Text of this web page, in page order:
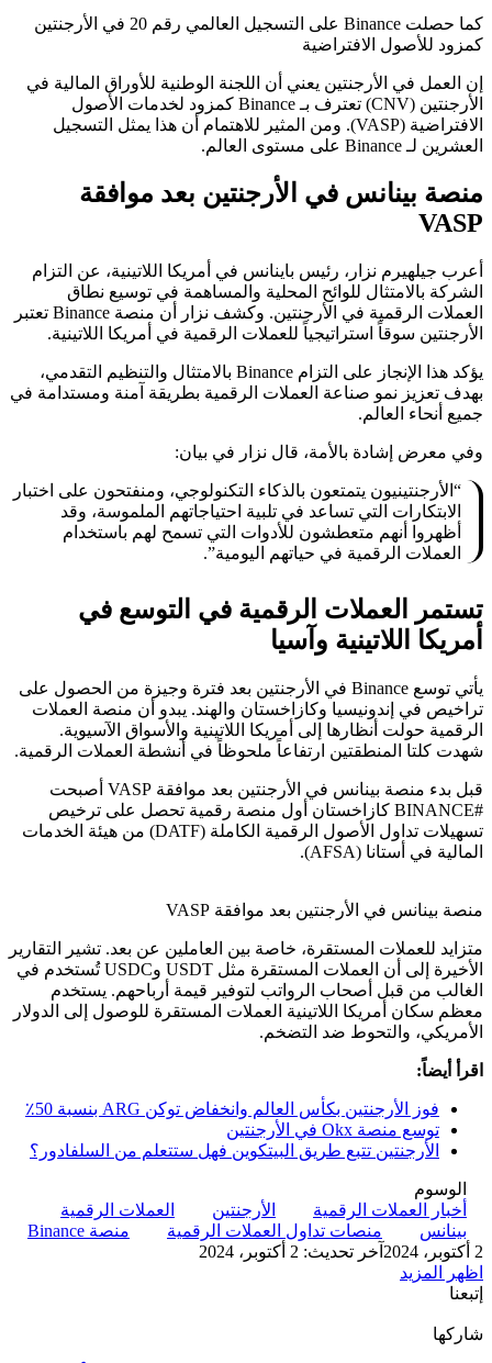
كما حصلت Binance على التسجيل العالمي رقم 20 في الأرجنتين
كمزود للأصول الافتراضية
إن العمل في الأرجنتين يعني أن اللجنة الوطنية للأوراق المالية في
الأرجنتين (CNV) تعترف بـ Binance كمزود لخدمات الأصول
الافتراضية (VASP). ومن المثير للاهتمام أن هذا يمثل التسجيل
العشرين لـ Binance على مستوى العالم.
منصة بينانس في الأرجنتين بعد موافقة
VASP
أعرب جيلهيرم نزار، رئيس باينانس في أمريكا اللاتينية، عن التزام
الشركة بالامتثال للوائح المحلية والمساهمة في توسيع نطاق
العملات الرقمية في الأرجنتين. وكشف نزار أن منصة Binance تعتبر
الأرجنتين سوقاً استراتيجياً للعملات الرقمية في أمريكا اللاتينية.
يؤكد هذا الإنجاز على التزام Binance بالامتثال والتنظيم التقدمي،
بهدف تعزيز نمو صناعة العملات الرقمية بطريقة آمنة ومستدامة في
جميع أنحاء العالم.
وفي معرض إشادة بالأمة، قال نزار في بيان:
“الأرجنتينيون يتمتعون بالذكاء التكنولوجي، ومنفتحون على اختبار
الابتكارات التي تساعد في تلبية احتياجاتهم الملموسة، وقد
أظهروا أنهم متعطشون للأدوات التي تسمح لهم باستخدام
العملات الرقمية في حياتهم اليومية”.
تستمر العملات الرقمية في التوسع في
أمريكا اللاتينية وآسيا
يأتي توسع Binance في الأرجنتين بعد فترة وجيزة من الحصول على
تراخيص في إندونيسيا وكازاخستان والهند. يبدو أن منصة العملات
الرقمية حولت أنظارها إلى أمريكا اللاتينية والأسواق الآسيوية.
شهدت كلتا المنطقتين ارتفاعاً ملحوظاً في أنشطة العملات الرقمية.
قبل بدء منصة بينانس في الأرجنتين بعد موافقة VASP أصبحت
#BINANCE كازاخستان أول منصة رقمية تحصل على ترخيص
تسهيلات تداول الأصول الرقمية الكاملة (DATF) من هيئة الخدمات
المالية في أستانا (AFSA).
منصة بينانس في الأرجنتين بعد موافقة VASP
متزايد للعملات المستقرة، خاصة بين العاملين عن بعد. تشير التقارير
الأخيرة إلى أن العملات المستقرة مثل USDT وUSDC تُستخدم في
الغالب من قبل أصحاب الرواتب لتوفير قيمة أرباحهم. يستخدم
معظم سكان أمريكا اللاتينية العملات المستقرة للوصول إلى الدولار
الأمريكي، والتحوط ضد التضخم.
اقرأ أيضاً:
فوز الأرجنتين بكأس العالم وانخفاض توكن ARG بنسبة 50٪
توسع منصة Okx في الأرجنتين
الأرجنتين تتبع طريق البيتكوين فهل ستتعلم من السلفادور؟
الوسوم
أخبار العملات الرقمية
الأرجنتين
العملات الرقمية
بينانس
منصات تداول العملات الرقمية
منصة Binance
2 أكتوبر، 2024
آخر تحديث: 2 أكتوبر، 2024
اظهر المزيد
إتبعنا
شاركها